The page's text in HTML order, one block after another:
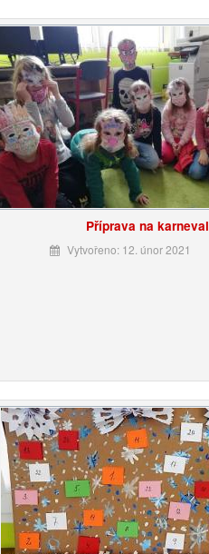
Příprava na karneval
Vytvořeno: 12. únor 2021